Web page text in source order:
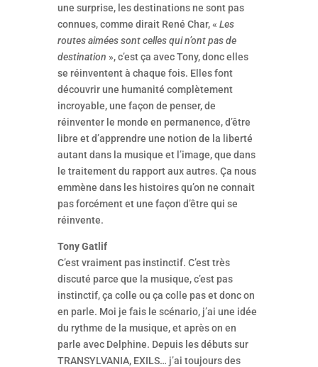
une surprise, les destinations ne sont pas
connues, comme dirait René Char, « Les
routes aimées sont celles qui n’ont pas de
destination », c’est ça avec Tony, donc elles
se réinventent à chaque fois. Elles font
découvrir une humanité complètement
incroyable, une façon de penser, de
réinventer le monde en permanence, d’être
libre et d’apprendre une notion de la liberté
autant dans la musique et l’image, que dans
le traitement du rapport aux autres. Ça nous
emmène dans les histoires qu’on ne connait
pas forcément et une façon d’être qui se
réinvente.
Tony Gatlif
C’est vraiment pas instinctif. C’est très
discuté parce que la musique, c’est pas
instinctif, ça colle ou ça colle pas et donc on
en parle. Moi je fais le scénario, j’ai une idée
du rythme de la musique, et après on en
parle avec Delphine. Depuis les débuts sur
TRANSYLVANIA, EXILS… j’ai toujours des